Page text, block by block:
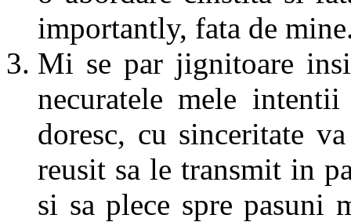
importantly, fata de
Mi se par jignitoare
necuratele mele
doresc, cu sinceritate
reusit sa le transmit in
si sa plece spre